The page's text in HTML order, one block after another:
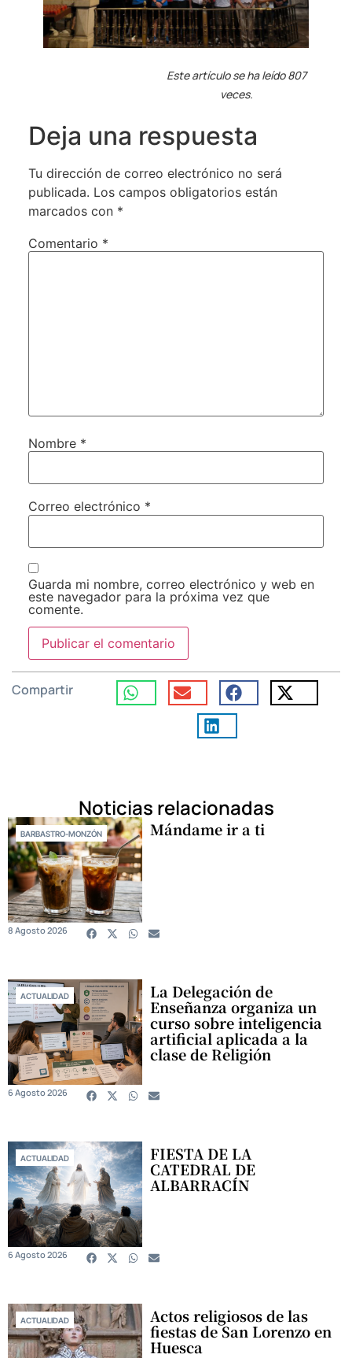
Este artículo se ha leído 807
veces.
Deja una respuesta
Tu dirección de correo electrónico no será
publicada. Los campos obligatorios están
marcados con *
Comentario *
Nombre *
Correo electrónico *
Guarda mi nombre, correo electrónico y web en
este navegador para la próxima vez que
comente.
Compartir
Noticias relacionadas
BARBASTRO-MONZÓN Mándame ir a ti
8 Agosto 2026
ACTUALIDAD La Delegación de
Enseñanza organiza un
curso sobre inteligencia
artificial aplicada a la
clase de Religión
6 Agosto 2026
ACTUALIDAD FIESTA DE LA
CATEDRAL DE
ALBARRACÍN
6 Agosto 2026
ACTUALIDAD Actos religiosos de las
fiestas de San Lorenzo en
Huesca